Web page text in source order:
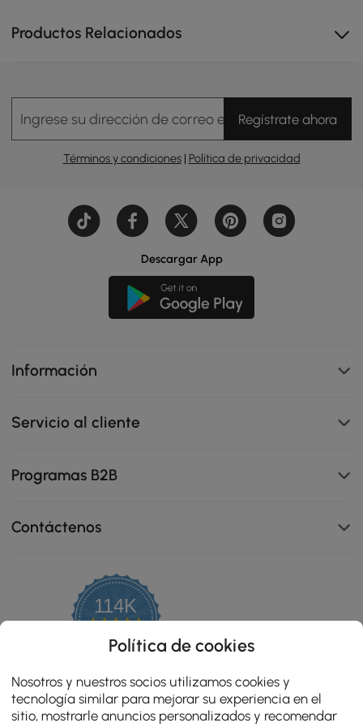
Encuentra tu ángulo ideal de 90 a 130 grados trabaja
Reposabrazos ancho que brinda mayor comodidad y
Productos Relacionados
Ingrese su dirección de correo electrónicoRegístrate ahora
Términos y condiciones| Política de privacidad
Descargar App
Información
Servicio al cliente
Programas B2B
Contáctenos
114K
4.8
star
rating
OPINIONES CERTIFICADAS
Política de cookies
Nosotros y nuestros socios utilizamos cookies y
tecnología similar para mejorar su experiencia en el
sitio, mostrarle anuncios personalizados y recomendar